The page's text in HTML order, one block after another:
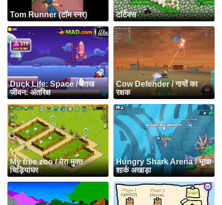
Tom Runner (टॉम रनर) टर्टिक्स
Duck Life: Space / बतख
जीवन: अंतरिक्ष
Cow Defender / गायों का
रक्षक
My free zoo / मेरा मुक्त
चिड़ियाघर
Hungry Shark Arena / भूखा
शार्क अखाड़ा